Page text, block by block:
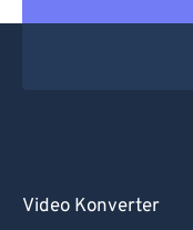
Video Konverter